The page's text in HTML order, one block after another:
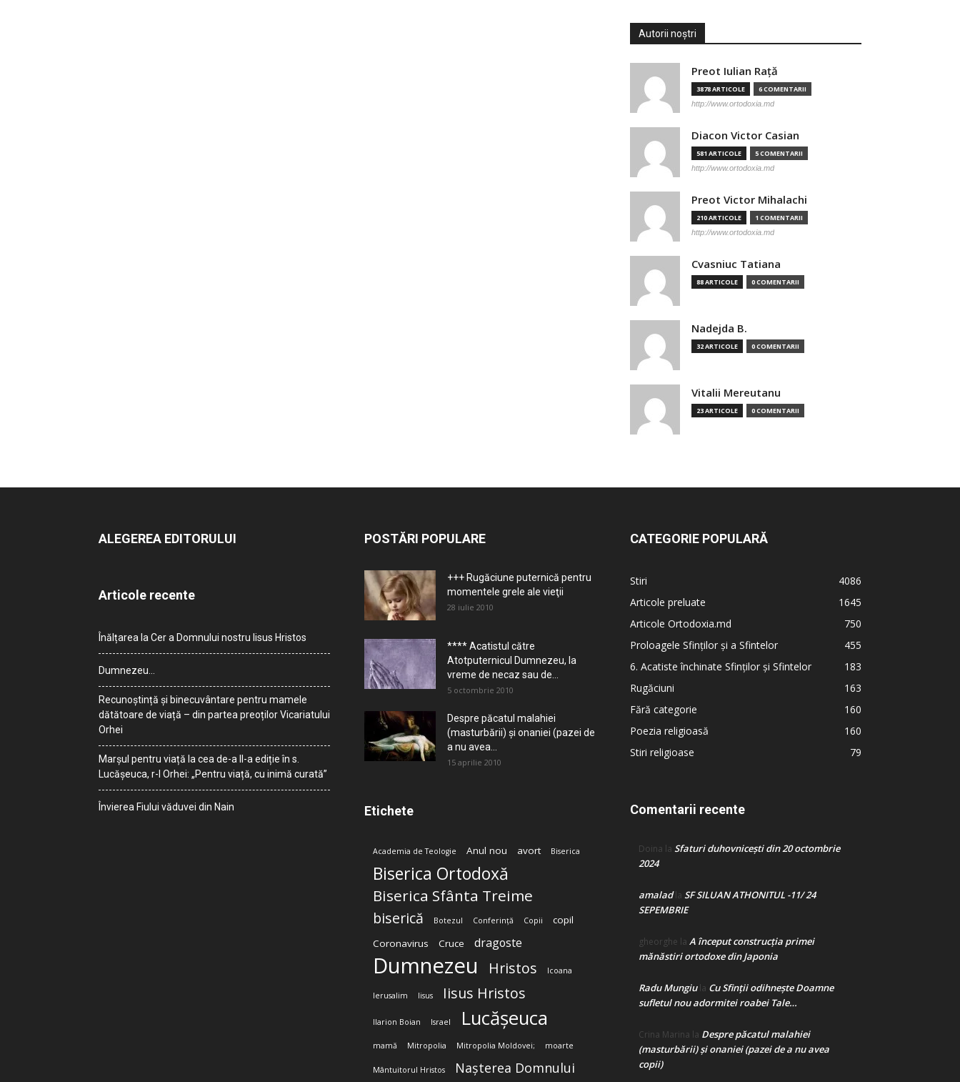
Autorii noștri
Preot Iulian Raţă
3878 ARTICOLE 6 COMENTARII
http://www.ortodoxia.md
Diacon Victor Casian
581 ARTICOLE 5 COMENTARII
http://www.ortodoxia.md
Preot Victor Mihalachi
210 ARTICOLE 1 COMENTARII
http://www.ortodoxia.md
Cvasniuc Tatiana
88 ARTICOLE 0 COMENTARII
Nadejda B.
32 ARTICOLE 0 COMENTARII
Vitalii Mereutanu
23 ARTICOLE 0 COMENTARII
ALEGEREA EDITORULUI
Articole recente
Înălțarea la Cer a Domnului nostru Iisus Hristos
Dumnezeu…
Recunoștință și binecuvântare pentru mamele
dătătoare de viață – din partea preoților Vicariatului
Orhei
Marșul pentru viață la cea de-a II-a ediție în s.
Lucășeuca, r-l Orhei: „Pentru viață, cu inimă curată”
Învierea Fiului văduvei din Nain
POSTĂRI POPULARE
+++ Rugăciune puternică pentru
momentele grele ale vieţii
28 iulie 2010
**** Acatistul către
Atotputernicul Dumnezeu, la
vreme de necaz sau de...
5 octombrie 2010
Despre păcatul malahiei
(masturbării) şi onaniei (pazei de
a nu avea...
15 aprilie 2010
Etichete
Academia de Teologie Anul nou avort Biserica
Biserica Ortodoxă
Biserica Sfânta Treime
biserică Botezul Conferință Copii
copil
Coronavirus
Cruce dragoste
Dumnezeu Hristos Icoana
Ierusalim Iisus Iisus Hristos
Ilarion Boian Israel Lucășeuca
mamă Mitropolia Mitropolia Moldovei; moarte
Mântuitorul Hristos Nașterea Domnului
CATEGORIE POPULARĂ
Stiri
4086
Articole preluate
1645
Articole Ortodoxia.md
750
Proloagele Sfinților și a Sfintelor
455
6. Acatiste închinate Sfinților și Sfintelor
183
Rugăciuni
163
Fără categorie
160
Poezia religioasă
160
Stiri religioase
79
Comentarii recente
Doina la Sfaturi duhovnicești din 20 octombrie
2024
amaladla SF SILUAN ATHONITUL -11/ 24
SEPEMBRIE
gheorghe la A început construcţia primei
mănăstiri ortodoxe din Japonia
Radu Mungiula Cu Sfinții odihnește Doamne
sufletul nou adormitei roabei Tale…
Crina Marina la Despre păcatul malahiei
(masturbării) şi onaniei (pazei de a nu avea
copii)